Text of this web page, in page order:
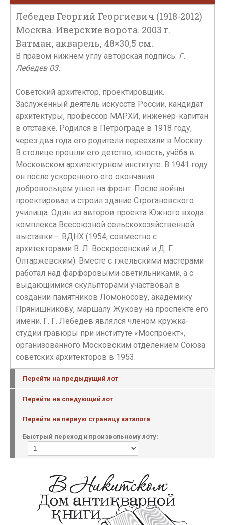
Лебедев Георгий Георгиевич (1918-2012)
Москва. Иверские ворота. 2003 г.
Ватман, акварель, 48×30,5 см.
В правом нижнем углу авторская подпись: Г.
Лебедев 03.
Советский архитектор, проектировщик.
Заслуженный деятель искусств России, кандидат
архитектуры, профессор МАРХИ, инженер-капитан
в отставке. Родился в Петрограде в 1918 году,
через два года его родители переехали в Москву.
В столице прошли его детство, юность, учёба в
Московском архитектурном институте. В 1941 году
он после ускоренного его окончания
добровольцем ушeл на фронт. После войны
проектировал и строил здание Строгановского
училища. Один из авторов проекта Южного входа
комплекса Всесоюзной сельскохозяйственной
выставки – ВДНХ (1954; совместно с
архитекторами В. Л. Воскресенский и Д. Г.
Олтаржевским). Вместе с гжельскими мастерами
работал над фарфоровыми светильниками, а с
выдающимися скульпторами участвовал в
создании памятников Ломоносову, академику
Прянишникову, маршалу Жукову на проспекте его
имени. Г. Г. Лебедев являлся членом кружка-
студии гравюры при институте «Моспроект»,
организованного Московским отделением Союза
советских архитекторов в 1953.
Перейти на предыдущий лот
Перейти на следующий лот
Перейти на первую страницу каталога
Быстрый переход к произвольному лоту: